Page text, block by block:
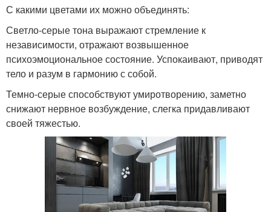
С какими цветами их можно объединять:
Светло-серые тона выражают стремление к
независимости, отражают возвышенное
психоэмоциональное состояние. Успокаивают, приводят
тело и разум в гармонию с собой.
Темно-серые способствуют умиротворению, заметно
снижают нервное возбуждение, слегка придавливают
своей тяжестью.